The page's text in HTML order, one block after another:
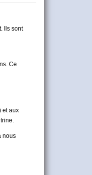
Ils sont
Ce
et aux
nous